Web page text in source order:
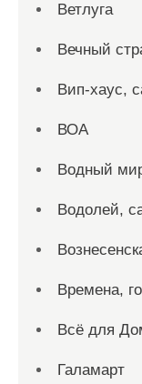
Ветлуга
Вечный
Вип-хаус,
ВОА
Водный
Водолей,
Времена,
Всё для
Галамарт